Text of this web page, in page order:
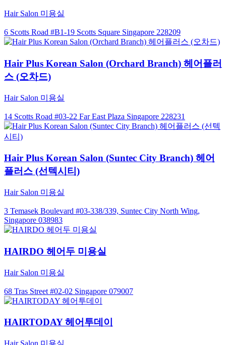
Hair Salon 미용실
6 Scotts Road #B1-19 Scotts Square Singapore 228209
Hair Plus Korean Salon (Orchard Branch) 헤어플러
스 (오차드)
Hair Salon 미용실
14 Scotts Road #03-22 Far East Plaza Singapore 228231
Hair Plus Korean Salon (Suntec City Branch) 헤어
플러스 (선텍시티)
Hair Salon 미용실
3 Temasek Boulevard #03-338/339, Suntec City North Wing,
Singapore 038983
HAIRDO 헤어두 미용실
Hair Salon 미용실
68 Tras Street #02-02 Singapore 079007
HAIRTODAY 헤어투데이
Hair Salon 미용실